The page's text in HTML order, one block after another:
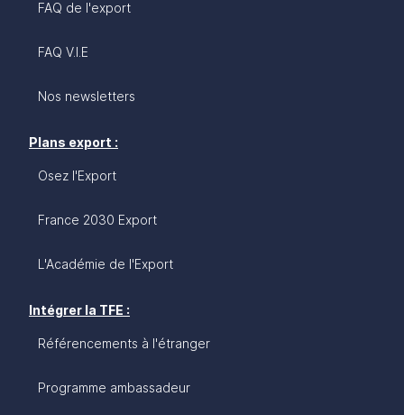
FAQ de l'export
FAQ V.I.E
Nos newsletters
Plans export :
Osez l'Export
France 2030 Export
L'Académie de l'Export
Intégrer la TFE :
Référencements à l'étranger
Programme ambassadeur